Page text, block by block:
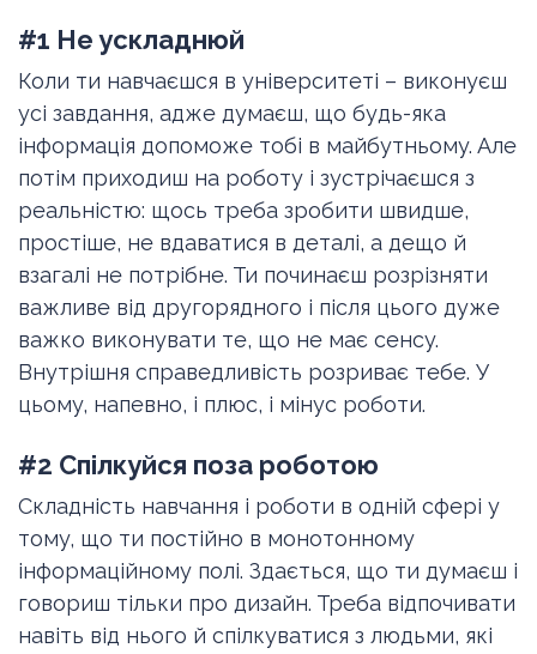
#1 Не ускладнюй
Коли ти навчаєшся в університеті – виконуєш
усі завдання, адже думаєш, що будь-яка
інформація допоможе тобі в майбутньому. Але
потім приходиш на роботу і зустрічаєшся з
реальністю: щось треба зробити швидше,
простіше, не вдаватися в деталі, а дещо й
взагалі не потрібне. Ти починаєш розрізняти
важливе від другорядного і після цього дуже
важко виконувати те, що не має сенсу.
Внутрішня справедливість розриває тебе. У
цьому, напевно, і плюс, і мінус роботи.
#2 Спілкуйся поза роботою
Складність навчання і роботи в одній сфері у
тому, що ти постійно в монотонному
інформаційному полі. Здається, що ти думаєш і
говориш тільки про дизайн. Треба відпочивати
навіть від нього й спілкуватися з людьми, які